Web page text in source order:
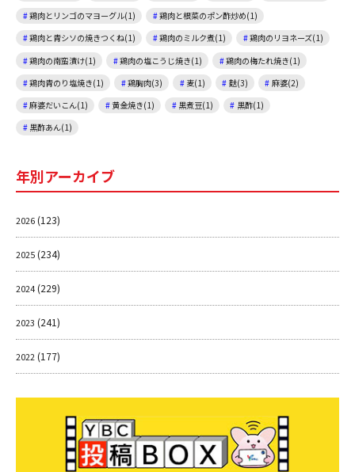
鶏肉とリンゴのマヨーグル(1)
鶏肉と根菜のポン酢炒め(1)
鶏肉と青シソの焼きつくね(1)
鶏肉のミルク煮(1)
鶏肉のリヨネーズ(1)
鶏肉の南蛮漬け(1)
鶏肉の塩こうじ焼き(1)
鶏肉の梅たれ焼き(1)
鶏肉青のり塩焼き(1)
鶏胸肉(3) 麦(1) 麩(3)
麻婆(2)
麻婆だいこん(1)
黄金焼き(1) 黒煮豆(1)
黒酢(1)
黒酢あん(1)
年別アーカイブ
2026(123)
2025(234)
2024(229)
2023 (241)
2022(177)